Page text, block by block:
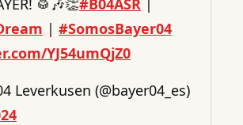
🥁🎶👏#B04ASR |
| #SomosBayer04
YJ54umQjZ0
Leverkusen (@bayer04_es)